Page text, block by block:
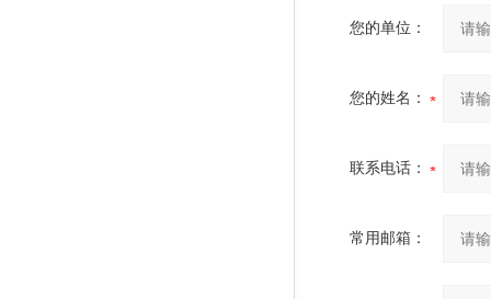
您的单位：
您的姓名：
联系电话：
常用邮箱：